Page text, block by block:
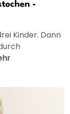
-
Kinder. Dann